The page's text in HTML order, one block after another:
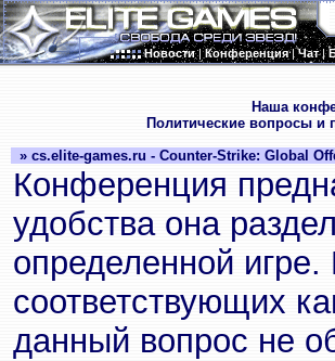
Новости|Конференция|Чат|
Наша
Политические вопросы
» cs.elite-games.ru - Counter-Strike: Global
Конференция
удобства она
определенной
соответствующих
данный вопрос не